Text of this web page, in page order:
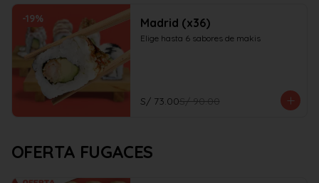
-19% Madrid (x36)
Elige hasta 6 sabores de makis
S/ 73.00S/ 90.00
OFERTA FUGACES